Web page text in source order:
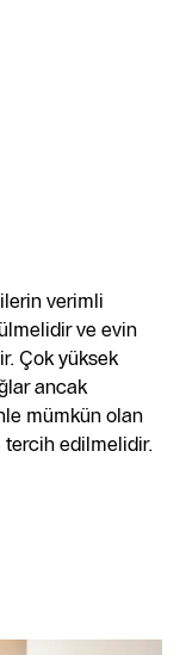
verimli
ve evin
Çok yüksek
ancak
mümkün olan
edilmelidir.